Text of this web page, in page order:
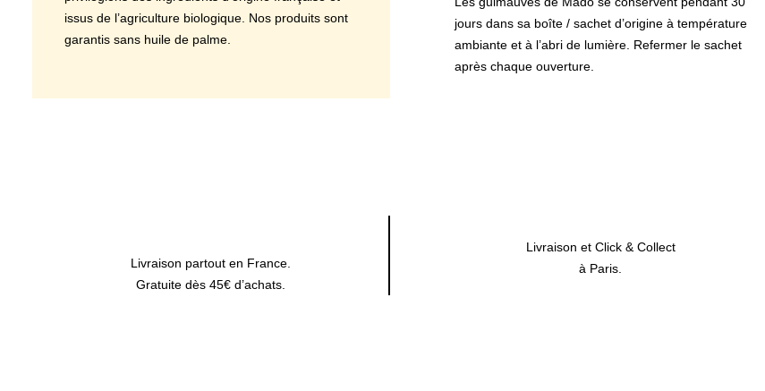
issus de l’agriculture biologique. Nos produits sont
garantis sans huile de palme.
jours dans sa boîte / sachet d’origine à température
ambiante et à l’abri de lumière. Refermer le sachet
après chaque ouverture.
Livraison partout en France.
Gratuite dès 45€ d’achats.
Livraison et Click & Collect
à Paris.